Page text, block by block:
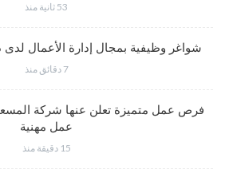
53 ثانية منذ
شواغر وظيفية بمجال إدارة الأعمال لدى
7 دقائق منذ
فرص عمل متميزة تعلن عنها شركة
عمل مهنية
15 دقيقة منذ